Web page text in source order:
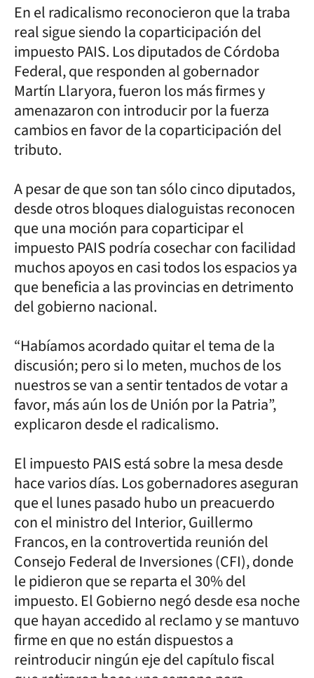
En el radicalismo reconocieron que la traba
real sigue siendo la coparticipación del
impuesto PAIS. Los diputados de Córdoba
Federal, que responden al gobernador
Martín Llaryora, fueron los más firmes y
amenazaron con introducir por la fuerza
cambios en favor de la coparticipación del
tributo.
A pesar de que son tan sólo cinco diputados,
desde otros bloques dialoguistas reconocen
que una moción para coparticipar el
impuesto PAIS podría cosechar con facilidad
muchos apoyos en casi todos los espacios ya
que beneficia a las provincias en detrimento
del gobierno nacional.
“Habíamos acordado quitar el tema de la
discusión; pero si lo meten, muchos de los
nuestros se van a sentir tentados de votar a
favor, más aún los de Unión por la Patria”,
explicaron desde el radicalismo.
El impuesto PAIS está sobre la mesa desde
hace varios días. Los gobernadores aseguran
que el lunes pasado hubo un preacuerdo
con el ministro del Interior, Guillermo
Francos, en la controvertida reunión del
Consejo Federal de Inversiones (CFI), donde
le pidieron que se reparta el 30% del
impuesto. El Gobierno negó desde esa noche
que hayan accedido al reclamo y se mantuvo
firme en que no están dispuestos a
reintroducir ningún eje del capítulo fiscal